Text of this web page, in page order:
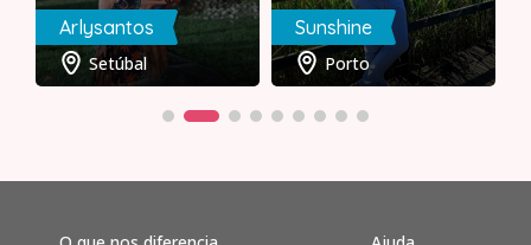
Arlysantos
Setúbal
Sunshine
Porto